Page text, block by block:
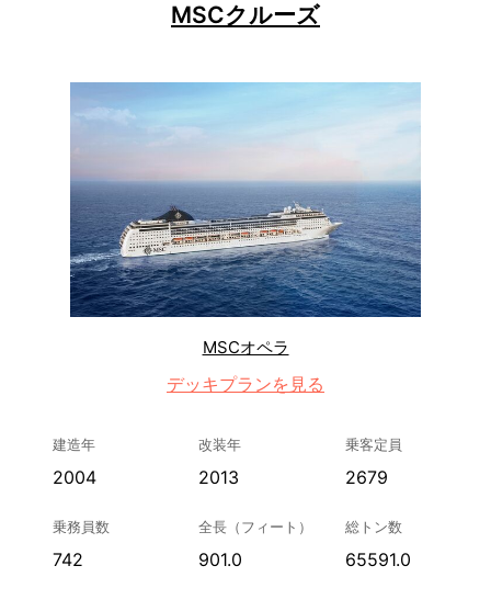
MSCクルーズ
MSCオペラ
デッキプランを見る
建造年
2004
改装年
2013
乗客定員
2679
乗務員数
742
全長（フィート）
901.0
総トン数
65591.0